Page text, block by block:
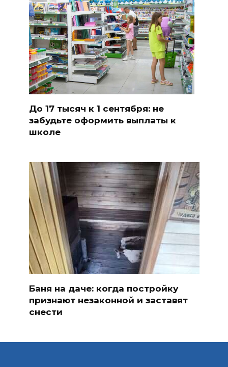
До 17 тысяч к 1 сентября: не
забудьте оформить выплаты к
школе
Баня на даче: когда постройку
признают незаконной и заставят
снести